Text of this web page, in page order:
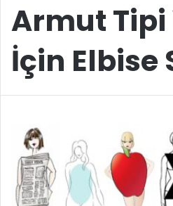
Armut
İçin Elbise